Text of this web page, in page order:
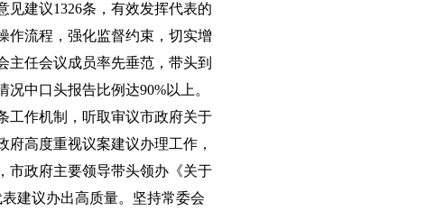
见建议1326条，有效发挥代表的
作流程，强化监督约束，切实增
主任会议成员率先垂范，带头到
中口头报告比例达90%以上。
工作机制，听取审议市政府关于
高度重视议案建议办理工作，
市政府主要领导带头领办《关于
建议办出高质量。坚持常委会